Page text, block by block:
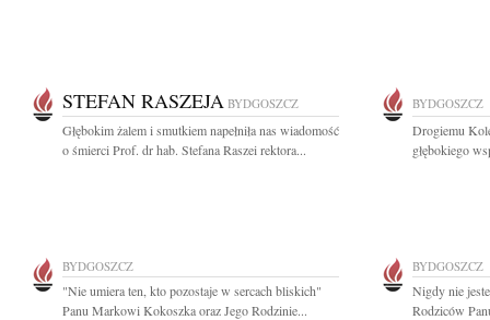
STEFAN RASZEJA BYDGOSZCZ
Głębokim żalem i smutkiem napełniła nas wiadomość
o śmierci Prof. dr hab. Stefana Raszei rektora...
BYDGOSZCZ
Drogiemu
głębokiego
BYDGOSZCZ
"Nie umiera ten, kto pozostaje w sercach bliskich"
Panu Markowi Kokoszka oraz Jego Rodzinie...
BYDGOSZCZ
Nigdy nie
Rodziców